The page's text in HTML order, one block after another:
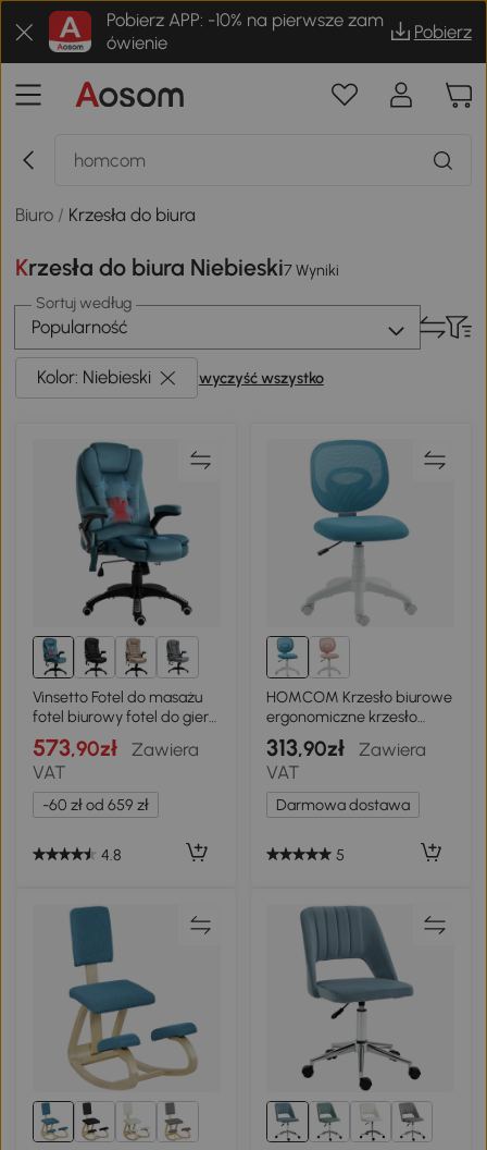
Pobierz APP: -10% na pierwsze zam
ówienie
Pobierz
Biuro / Krzesła do biura
Krzesła do biura Niebieski7 Wyniki
Sortuj według
Popularność
Kolor: Niebieski wyczyść wszystko
3+
Vinsetto Fotel do masażu
fotel biurowy fotel do gier
krzesło obrotowe krzesło
biurowe z masażem kolor
niebieski
573,90zł
Zawiera
VAT
-60 zł od 659 zł
4.8
HOMCOM Krzesło biurowe
ergonomiczne krzesło
biurkowe z oparciem w
kształcie C, regulowane,
niebieskie
313,90zł
Zawiera
VAT
Darmowa dostawa
5